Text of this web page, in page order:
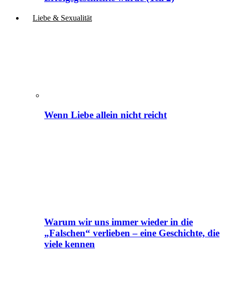
Liebe & Sexualität
Wenn Liebe allein nicht reicht
Warum wir uns immer wieder in die
„Falschen“ verlieben – eine Geschichte, die
viele kennen